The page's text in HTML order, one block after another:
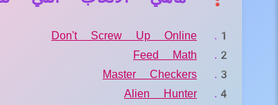
Don't Screw Up Online
Feed Math
Master Checkers
Alien Hunter